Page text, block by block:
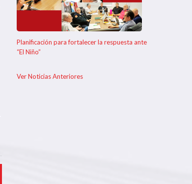
Planificación para fortalecer la respuesta ante
“El Niño”
Ver Noticias Anteriores